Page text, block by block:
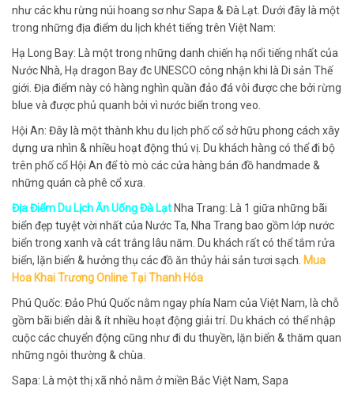
như các khu rừng núi hoang sơ như Sapa & Đà Lạt. Dưới đây là một
trong những địa điểm du lịch khét tiếng trên Việt Nam:
Hạ Long Bay: Là một trong những danh chiến hạ nổi tiếng nhất của
Nước Nhà, Hạ dragon Bay đc UNESCO công nhận khi là Di sản Thế
giới. Địa điểm này có hàng nghìn quần đảo đá vôi được che bởi rừng
blue và được phủ quanh bởi vì nước biển trong veo.
Hội An: Đây là một thành khu du lịch phố cổ sở hữu phong cách xây
dựng ưa nhìn & nhiều hoạt động thú vị. Du khách hàng có thể đi bộ
trên phố cổ Hội An để tò mò các cửa hàng bán đồ handmade &
những quán cà phê cổ xưa.
Địa Điểm Du Lịch Ăn Uống Đà LạtNha Trang: Là 1 giữa những bãi
biển đẹp tuyệt vời nhất của Nước Ta, Nha Trang bao gồm lớp nước
biển trong xanh và cát trắng lâu năm. Du khách rất có thể tắm rửa
biển, lặn biển & hưởng thụ các đồ ăn thủy hải sản tươi sạch. Mua
Hoa Khai Trương Online Tại Thanh Hóa
Phú Quốc: Đảo Phú Quốc nằm ngay phía Nam của Việt Nam, là chỗ
gồm bãi biển dài & ít nhiều hoạt động giải trí. Du khách có thể nhập
cuộc các chuyển động cũng như đi du thuyền, lặn biển & thăm quan
những ngôi thường & chùa.
Sapa: Là một thị xã nhỏ nằm ở miền Bắc Việt Nam, Sapa